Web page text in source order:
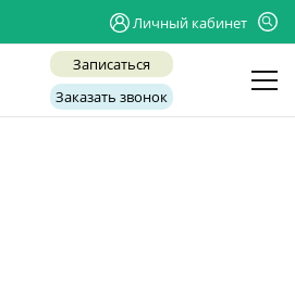
Личный кабинет
Записаться
Заказать звонок